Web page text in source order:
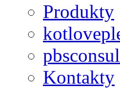
Produkty
Kontakty